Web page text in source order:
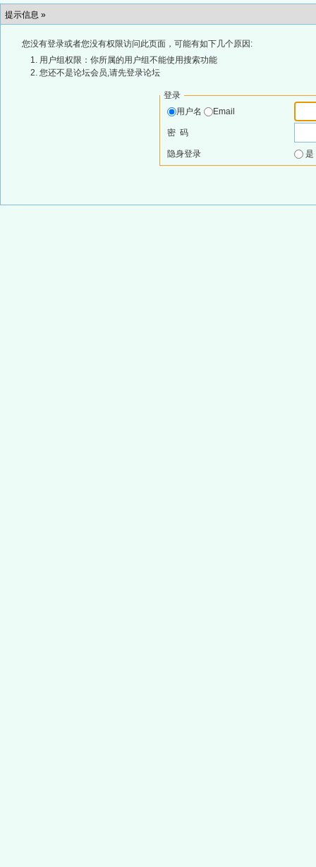
提示信息 »
您没有登录或者您没有权限访问此页面，可能有如下几个原因:
用户组权限：你所属的用户组不能使用搜索功能
您还不是论坛会员,请先登录论坛
登录
用户名
Email
密 码
隐身登录